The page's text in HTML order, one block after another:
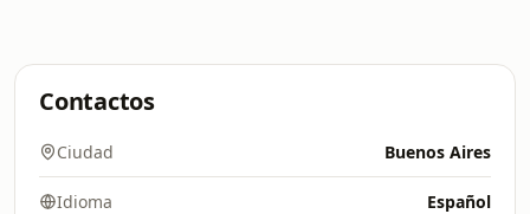
Contactos
Ciudad Buenos Aires
Idioma Español